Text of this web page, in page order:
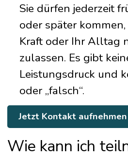
Sie dürfen jederzeit
oder später
Kraft oder Ihr Alltag
zulassen. Es gibt
Leistungsdruck und
oder „falsch“.
Jetzt Kontakt aufnehmen
Wie kann ich